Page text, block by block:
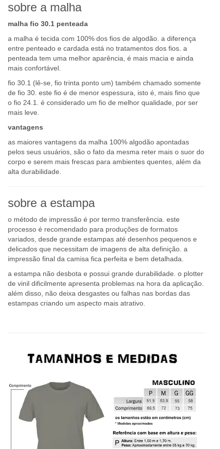
sobre a malha
malha fio 30.1 penteada
a malha é tecida com 100% dos fios de algodão. a diferença
entre penteado e cardada está no tratamentos dos fios. a
penteada tem uma melhor aparência, é mais macia e ainda
mais confortável.
fio 30.1 (lê-se, fio trinta ponto um) também chamado somente
de fio 30. este fio é de menor espessura, isto é, mais fino que
o fio 24.1. é considerado um fio de melhor qualidade, por ser
mais leve.
vantagens
as maiores vantagens da malha 100% algodão apontadas
pelos seus usuários, são o fato da mesma reter mais o suor do
corpo e serem mais frescas para ambientes quentes, além da
alta durabilidade.
sobre a estampa
o método de impressão é por termo transferência. este
processo é recomendado para produções de formatos
variados, desde grande estampas até desenhos pequenos e
delicados que necessitam de imagens de alta definição. a
impressão final da camisa fica perfeita e bem detalhada.
a estampa não desbota e possui grande durabilidade. o plotter
de vinil dificilmente apresenta problemas na hora da aplicação.
além disso, não deixa desgastes ou falhas nas bordas das
estampas criando um aspecto mais atrativo.